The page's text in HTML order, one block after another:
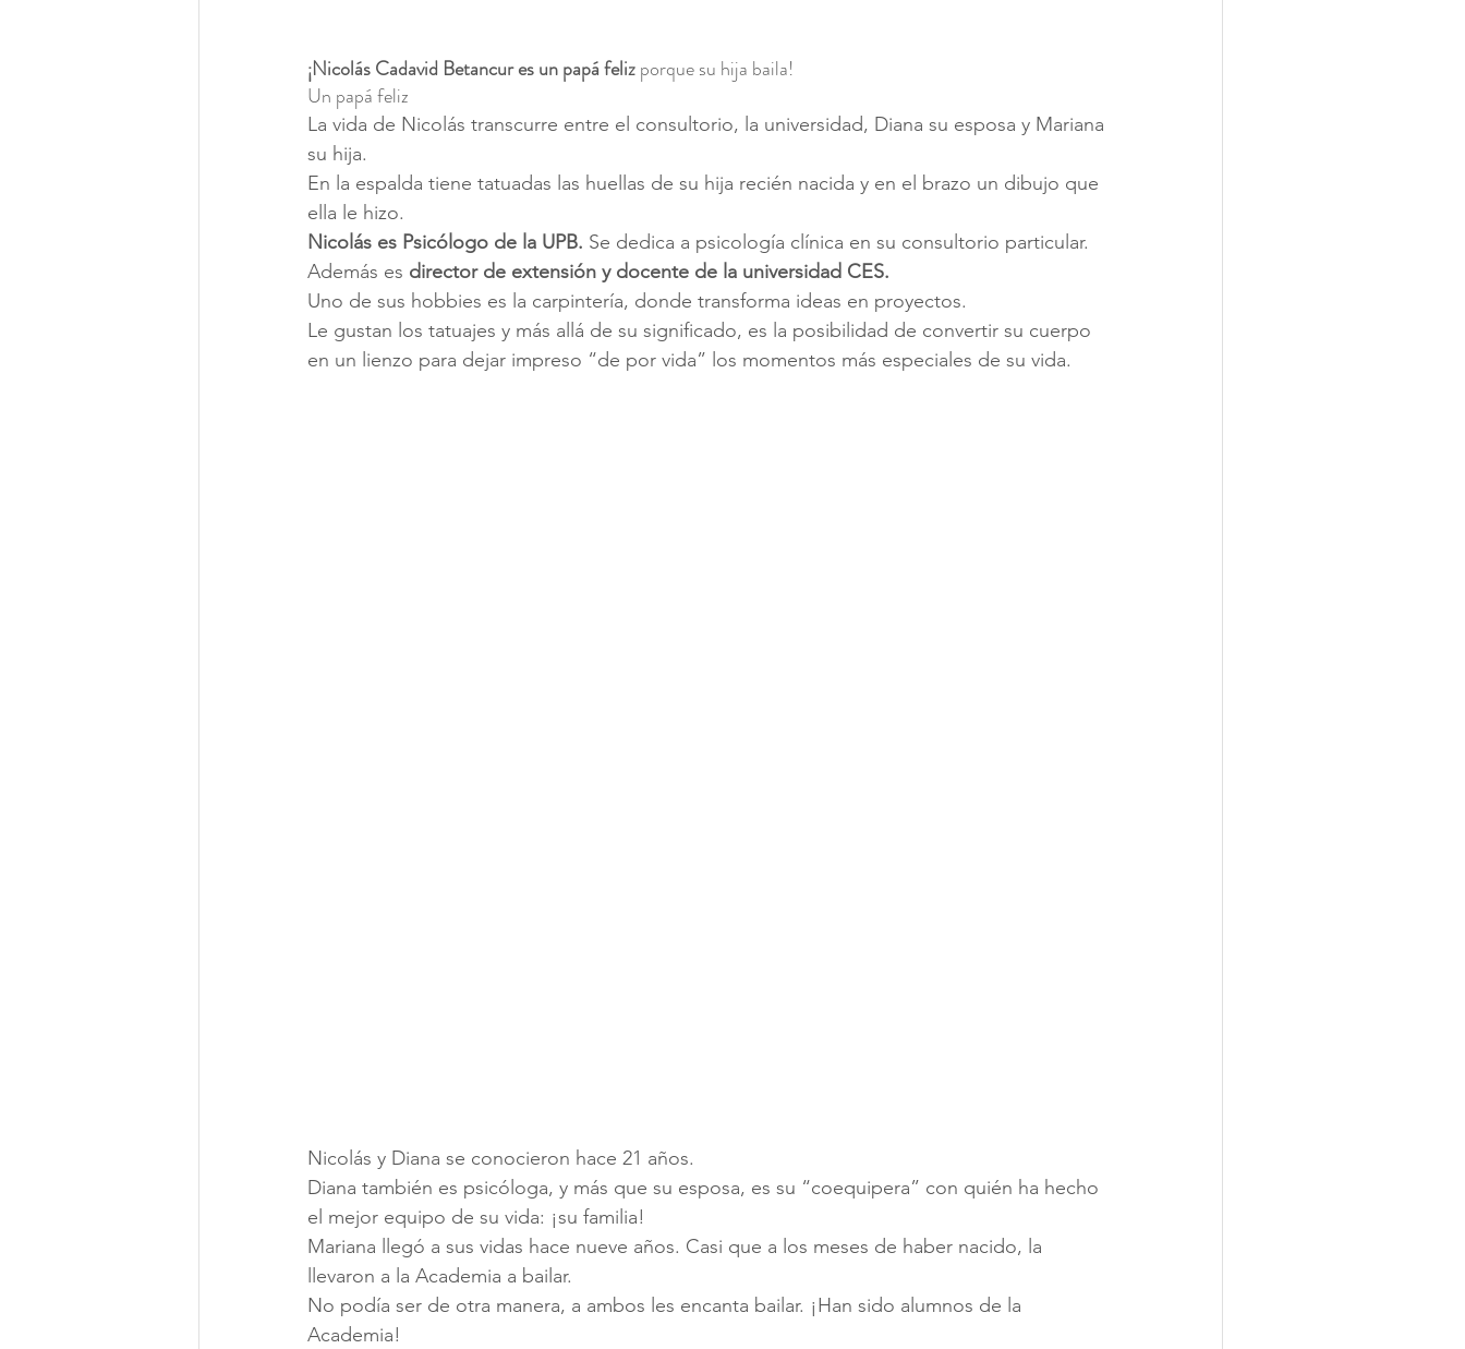
¡Nicolás Cadavid Betancur es un papá feliz porque su hija baila!
Un papá feliz
La vida de Nicolás transcurre entre el consultorio, la universidad, Diana su esposa y Mariana
su hija.
En la espalda tiene tatuadas las huellas de su hija recién nacida y en el brazo un dibujo que
ella le hizo.
Nicolás es Psicólogo de la UPB. Se dedica a psicología clínica en su consultorio particular.
Además es director de extensión y docente de la universidad CES.
Uno de sus hobbies es la carpintería, donde transforma ideas en proyectos.
Le gustan los tatuajes y más allá de su significado, es la posibilidad de convertir su cuerpo
en un lienzo para dejar impreso “de por vida” los momentos más especiales de su vida.
Nicolás y Diana se conocieron hace 21 años.
Diana también es psicóloga, y más que su esposa, es su “coequipera” con quién ha hecho
el mejor equipo de su vida: ¡su familia!
Mariana llegó a sus vidas hace nueve años. Casi que a los meses de haber nacido, la
llevaron a la Academia a bailar.
No podía ser de otra manera, a ambos les encanta bailar. ¡Han sido alumnos de la
Academia!